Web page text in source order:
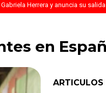
Herrera y anuncia su
en
ARTICULOS